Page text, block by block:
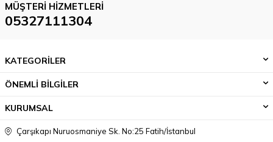
MÜŞTERI HIZMETLERI
05327111304
KATEGORİLER
ÖNEMLİ BİLGİLER
KURUMSAL
Çarşıkapı Nuruosmaniye Sk. No:25 Fatih/İstanbul